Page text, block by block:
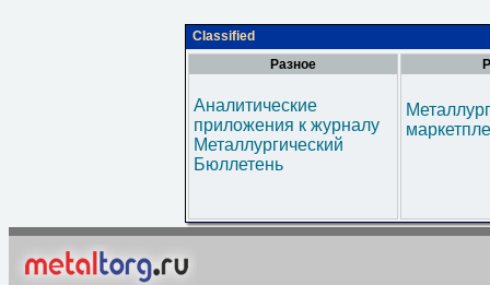
Classified
Разное
Аналитические
приложения к журналу
Металлургический
Бюллетень